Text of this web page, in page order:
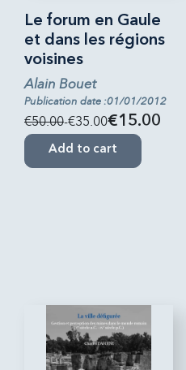
Le forum en Gaule
et dans les régions
voisines
Alain Bouet
Publication date :01/01/2012
€50.00-€35.00€15.00
Add to cart